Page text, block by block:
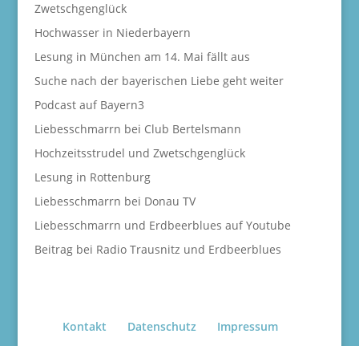
Zwetschgenglück
Hochwasser in Niederbayern
Lesung in München am 14. Mai fällt aus
Suche nach der bayerischen Liebe geht weiter
Podcast auf Bayern3
Liebesschmarrn bei Club Bertelsmann
Hochzeitsstrudel und Zwetschgenglück
Lesung in Rottenburg
Liebesschmarrn bei Donau TV
Liebesschmarrn und Erdbeerblues auf Youtube
Beitrag bei Radio Trausnitz und Erdbeerblues
Kontakt Datenschutz Impressum